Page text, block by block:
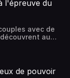
l'épreuve du
avec de
au
de se
de pouvoir